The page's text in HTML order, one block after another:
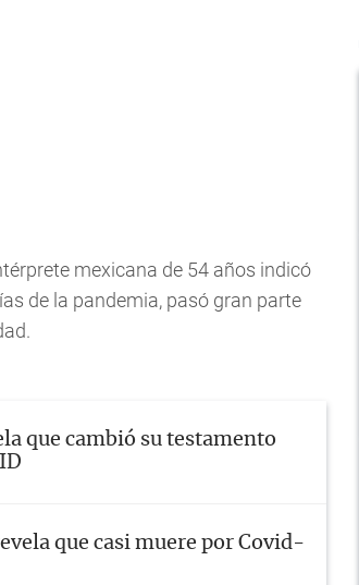
mexicana de 54 años indicó
de la pandemia, pasó gran parte
que cambió su testamento
que casi muere por Covid-